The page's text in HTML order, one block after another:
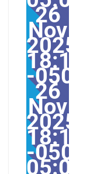
26
Nov
2025
18:13:55
-
26
Nov
2025
18:13:55
-0500-